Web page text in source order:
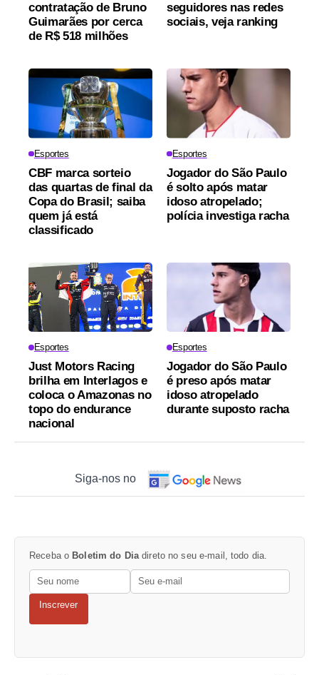
contratação de Bruno
Guimarães por cerca
de R$ 518 milhões
seguidores nas redes
sociais, veja ranking
Esportes
CBF marca sorteio
das quartas de final da
Copa do Brasil; saiba
quem já está
classificado
Esportes
Jogador do São Paulo
é solto após matar
idoso atropelado;
polícia investiga racha
Esportes
Just Motors Racing
brilha em Interlagos e
coloca o Amazonas no
topo do endurance
nacional
Esportes
Jogador do São Paulo
é preso após matar
idoso atropelado
durante suposto racha
Siga-nos no
Receba o Boletim do Diadireto no seu e-mail, todo dia.
Inscrever